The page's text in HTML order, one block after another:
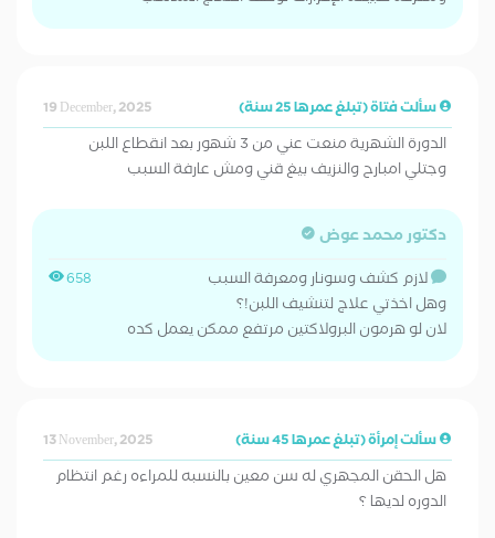
سألت فتاة (تبلغ عمرها 25 سنة) 19 December, 2025
الدورة الشهرية منعت عني من 3 شهور بعد انقطاع اللبن
وجتلي امبارح والنزيف بيغ قني ومش عارفة السبب
دكتور محمد عوض
658
لازم كشف وسونار ومعرفة السبب
وهل اخذتي علاج لتنشيف اللبن!؟
لان لو هرمون البرولاكتين مرتفع ممكن يعمل كده
سألت إمرأة (تبلغ عمرها 45 سنة) 13 November, 2025
هل الحقن المجهري له سن معين بالنسبه للمراءه رغم انتظام
الدوره لديها ؟